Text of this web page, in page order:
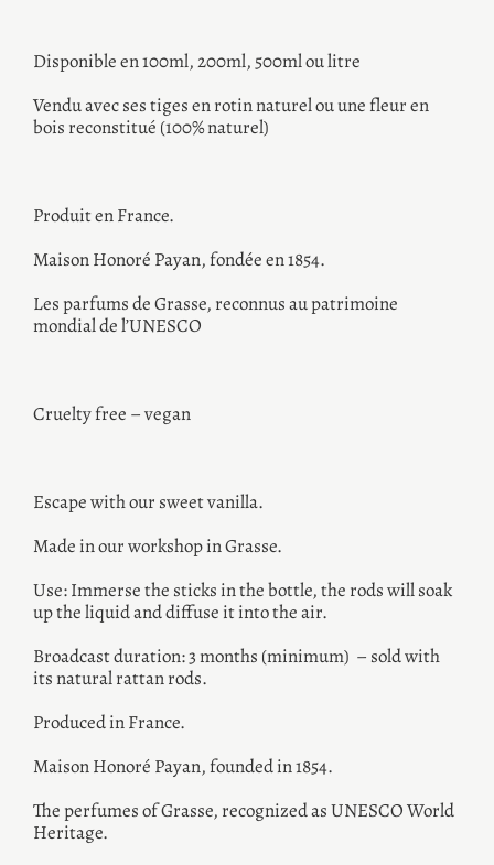
Disponible en 100ml, 200ml, 500ml ou litre
Vendu avec ses tiges en rotin naturel ou une fleur en
bois reconstitué (100% naturel)
Produit en France.
Maison Honoré Payan, fondée en 1854.
Les parfums de Grasse, reconnus au patrimoine
mondial de l’UNESCO
Cruelty free – vegan
Escape with our sweet vanilla.
Made in our workshop in Grasse.
Use: Immerse the sticks in the bottle, the rods will soak
up the liquid and diffuse it into the air.
Broadcast duration: 3 months (minimum) – sold with
its natural rattan rods.
Produced in France.
Maison Honoré Payan, founded in 1854.
The perfumes of Grasse, recognized as UNESCO World
Heritage.